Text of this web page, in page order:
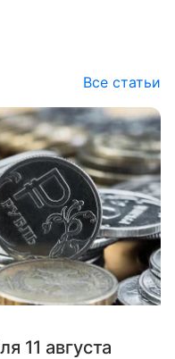
Все статьи
11 августа